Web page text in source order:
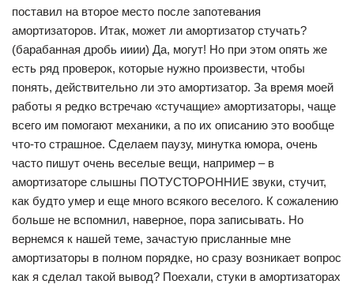
поставил на второе место после запотевания
амортизаторов. Итак, может ли амортизатор стучать?
(барабанная дробь ииии) Да, могут! Но при этом опять же
есть ряд проверок, которые нужно произвести, чтобы
понять, действительно ли это амортизатор. За время моей
работы я редко встречаю «стучащие» амортизаторы, чаще
всего им помогают механики, а по их описанию это вообще
что-то страшное. Сделаем паузу, минутка юмора, очень
часто пишут очень веселые вещи, например – в
амортизаторе слышны ПОТУСТОРОННИЕ звуки, стучит,
как будто умер и еще много всякого веселого. К сожалению
больше не вспомнил, наверное, пора записывать. Но
вернемся к нашей теме, зачастую присланные мне
амортизаторы в полном порядке, но сразу возникает вопрос
как я сделал такой вывод? Поехали, стуки в амортизаторах